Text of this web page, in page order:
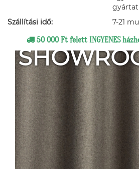
Szállítási idő:
7-21
50 000 Ft felett INGYENES